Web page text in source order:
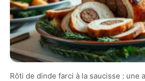
Rôti de dinde farci à la saucisse : une